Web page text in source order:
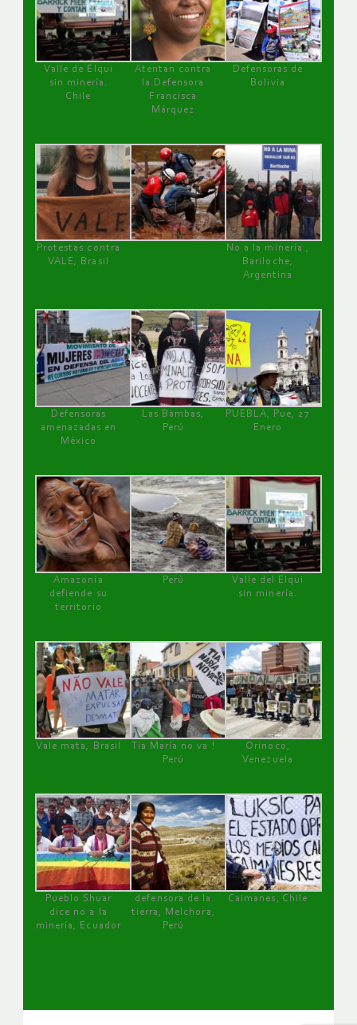
Valle de Elqui
sin minería.
Chile
Atentan contra
la Defensora
Francisca
Márquez
Defensoras de
Bolivia
Protestas contra
VALE, Brasil
No a la minería ,
Bariloche,
Argentina
Defensoras
amenazadas en
México
Las Bambas,
Perú
PUEBLA, Pue, 27
Enero
Amazonía
defiende su
territorio
Perú
Valle del Elqui
sin minería.
Vale mata, Brasil
Tía María no va !
Perú
Orinoco,
Venezuela
Pueblo Shuar
dice no a la
minería, Ecuador
defensora de la
tierra, Melchora,
Perú
Caimanes, Chile